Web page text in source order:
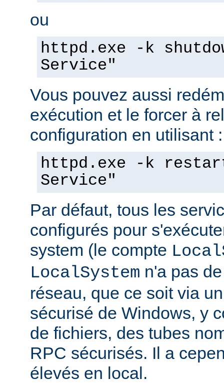
ou
httpd.exe -k
Service"
Vous pouvez aussi
exécution et le forcer à
configuration en utilisant :
httpd.exe -k
Service"
Par défaut, tous les
configurés pour
system (le compte
LocalSystem n'a pas
réseau, que ce soit via
sécurisé de Windows, y
de fichiers, des tubes
RPC sécurisés. Il a
élevés en local.